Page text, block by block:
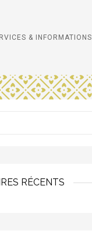
& INFORMATIONS
RÉCENTS